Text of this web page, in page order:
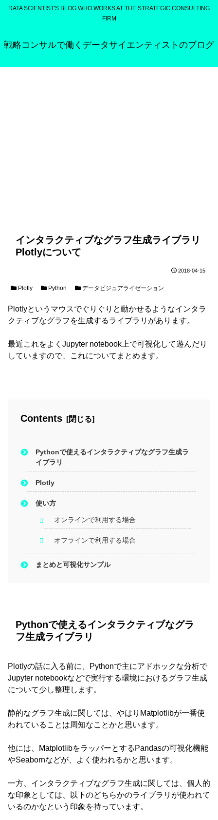
DATA SCIENTIST'S BLOG WHO WORKS AT THE STRATEGIC CONSULTING
FIRM
戦略コンサルで働くデータサイエンティストのブログ
インタラクティブなグラフ生成ライブラリ
Plotlyについて
2018-04-15
Plotly Python データビジュアライゼーション
Plotlyというマウスでぐりぐりと動かせるようなインタラ
クティブなグラフを生成するライブラリがあります。
最近これをよくJupyter notebook上で可視化して遊んだり
していますので、これについてまとめます。
Contents
Pythonで使えるインタラクティブなグラフ生成ラ
イブラリ
Plotly
使い方
オンラインで利用する場合
オフラインで利用する場合
まとめと可視化サンプル
Pythonで使えるインタラクティブなグラ
フ生成ライブラリ
Plotlyの話に入る前に、Pythonで主にアドホックな分析で
Jupyter notebookなどで実行する環境におけるグラフ生成
について少し整理します。
静的なグラフ生成に関しては、やはりMatplotlibが一番使
われていることは周知なことかと思います。
他には、MatplotlibをラッパーとするPandasの可視化機能
やSeabornなどが、よく使われるかと思います。
一方、インタラクティブなグラフ生成に関しては、個人的
な印象としては、以下のどちらかのライブラリが使われて
いるのかなという印象を持っています。